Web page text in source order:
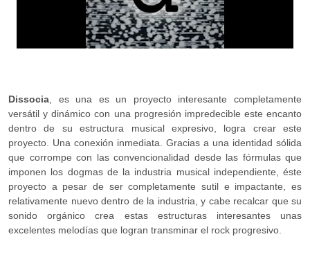
Dissocia, es una es un proyecto interesante completamente
versátil y dinámico con una progresión impredecible este encanto
dentro de su estructura musical expresivo, logra crear este
proyecto. Una conexión inmediata. Gracias a una identidad sólida
que corrompe con las convencionalidad desde las fórmulas que
imponen los dogmas de la industria musical independiente, éste
proyecto a pesar de ser completamente sutil e impactante, es
relativamente nuevo dentro de la industria, y cabe recalcar que su
sonido orgánico crea estas estructuras interesantes unas
excelentes melodías que logran transminar el rock progresivo.